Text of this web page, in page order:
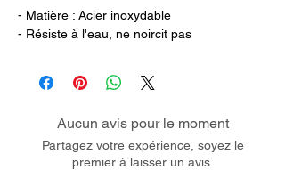
- Matière : Acier inoxydable
- Résiste à l'eau, ne noircit pas
Aucun avis pour le moment
Partagez votre expérience, soyez le
premier à laisser un avis.